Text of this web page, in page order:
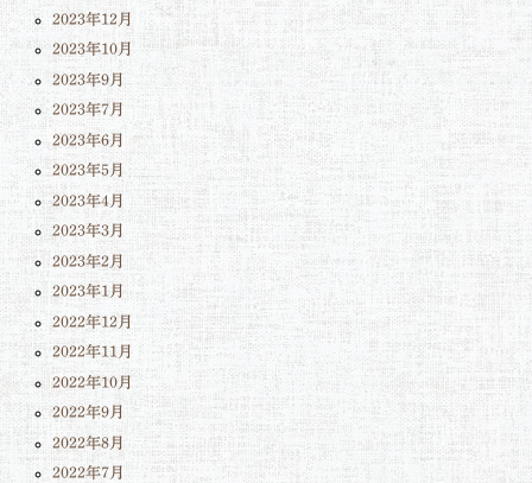
2023年12月
2023年10月
2023年9月
2023年7月
2023年6月
2023年5月
2023年4月
2023年3月
2023年2月
2023年1月
2022年12月
2022年11月
2022年10月
2022年9月
2022年8月
2022年7月